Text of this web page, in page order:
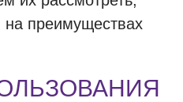
на преимуществах